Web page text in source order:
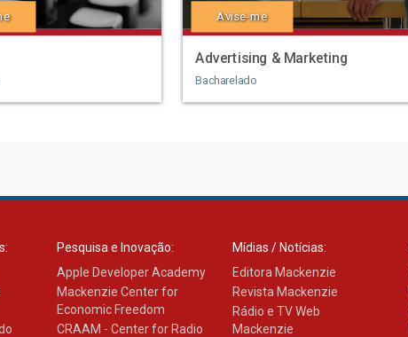
Avise-me
Advertising & Marketing
Bacharelado
Pesquisa e Inovação:
Apple Developer Academy
Mackenzie Center for
Economic Freedom
CRAAM - Center for Radio
Mídias / Notícias:
Editora Mackenzie
Revista Mackenzie
Rádio e TV Web
Mackenzie